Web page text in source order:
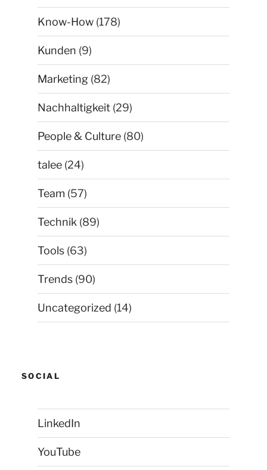
Know-How (178)
Kunden (9)
Marketing (82)
Nachhaltigkeit (29)
People & Culture (80)
talee (24)
Team (57)
Technik (89)
Tools (63)
Trends (90)
Uncategorized (14)
SOCIAL
LinkedIn
YouTube